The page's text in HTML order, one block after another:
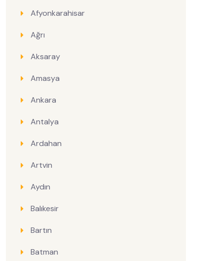
Afyonkarahisar
Ağrı
Aksaray
Amasya
Ankara
Antalya
Ardahan
Artvin
Aydın
Balıkesir
Bartın
Batman